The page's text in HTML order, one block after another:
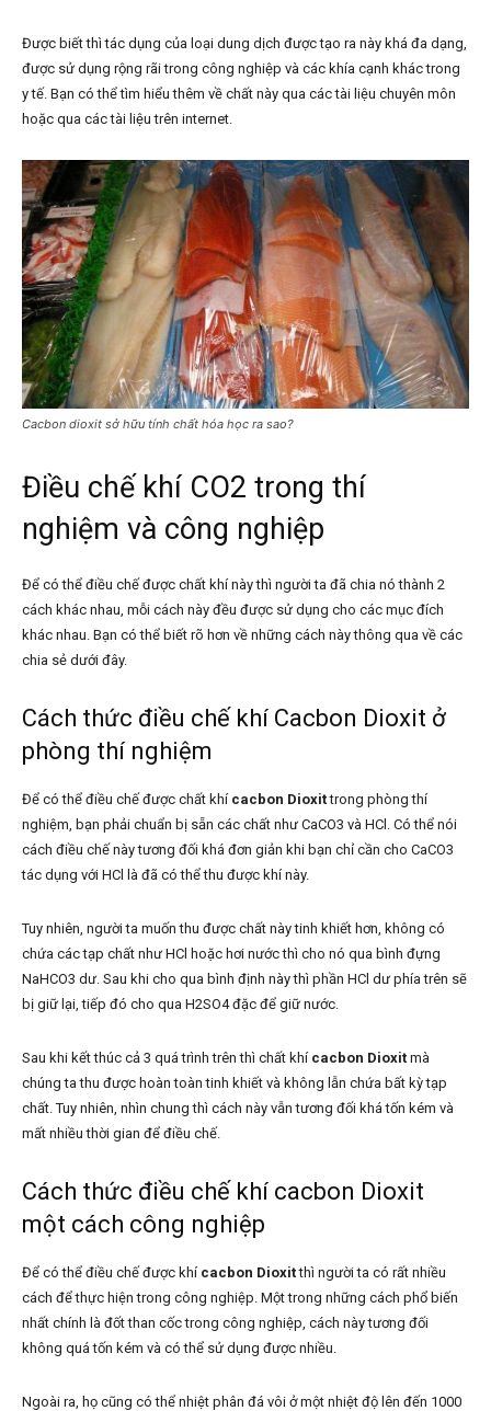
Được biết thì tác dụng của loại dung dịch được tạo ra này khá đa dạng,
được sử dụng rộng rãi trong công nghiệp và các khía cạnh khác trong
y tế. Bạn có thể tìm hiểu thêm về chất này qua các tài liệu chuyên môn
hoặc qua các tài liệu trên internet.
Cacbon dioxit sở hữu tính chất hóa học ra sao?
Điều chế khí CO2 trong thí
nghiệm và công nghiệp
Để có thể điều chế được chất khí này thì người ta đã chia nó thành 2
cách khác nhau, mỗi cách này đều được sử dụng cho các mục đích
khác nhau. Bạn có thể biết rõ hơn về những cách này thông qua về các
chia sẻ dưới đây.
Cách thức điều chế khí Cacbon Dioxit ở
phòng thí nghiệm
Để có thể điều chế được chất khí cacbon Dioxittrong phòng thí
nghiệm, bạn phải chuẩn bị sẵn các chất như CaCO3 và HCl. Có thể nói
cách điều chế này tương đối khá đơn giản khi bạn chỉ cần cho CaCO3
tác dụng với HCl là đã có thể thu được khí này.
Tuy nhiên, người ta muốn thu được chất này tinh khiết hơn, không có
chứa các tạp chất như HCl hoặc hơi nước thì cho nó qua bình đựng
NaHCO3 dư. Sau khi cho qua bình định này thì phần HCl dư phía trên sẽ
bị giữ lại, tiếp đó cho qua H2SO4 đặc để giữ nước.
Sau khi kết thúc cả 3 quá trình trên thì chất khí cacbon Dioxit mà
chúng ta thu được hoàn toàn tinh khiết và không lẫn chứa bất kỳ tạp
chất. Tuy nhiên, nhìn chung thì cách này vẫn tương đối khá tốn kém và
mất nhiều thời gian để điều chế.
Cách thức điều chế khí cacbon Dioxit
một cách công nghiệp
Để có thể điều chế được khí cacbon Dioxitthì người ta có rất nhiều
cách để thực hiện trong công nghiệp. Một trong những cách phổ biến
nhất chính là đốt than cốc trong công nghiệp, cách này tương đối
không quá tốn kém và có thể sử dụng được nhiều.
Ngoài ra, họ cũng có thể nhiệt phân đá vôi ở một nhiệt độ lên đến 1000